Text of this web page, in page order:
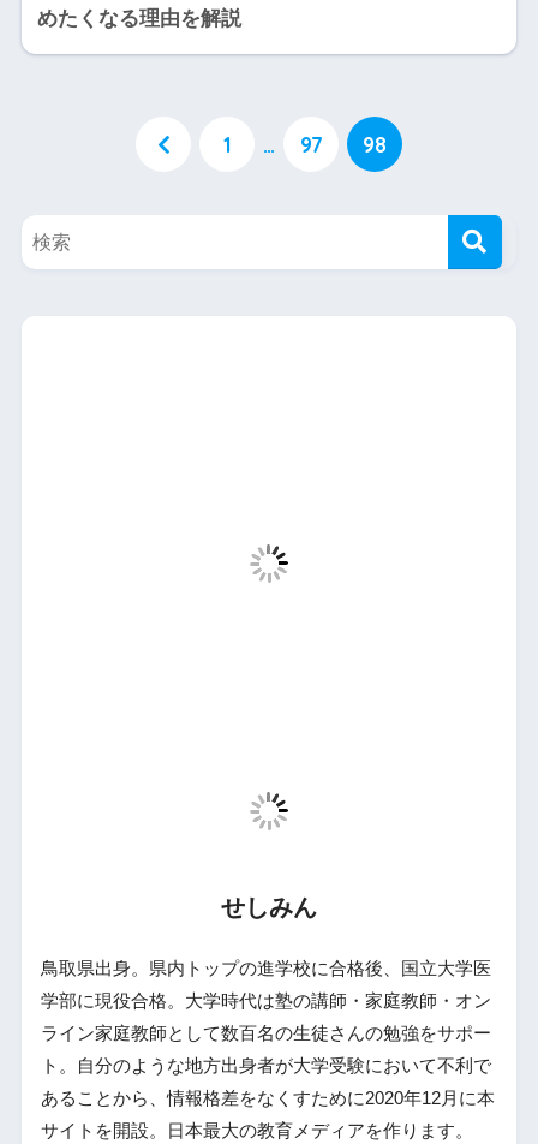
めたくなる理由を解説
1 … 97 98
せしみん
鳥取県出身。県内トップの進学校に合格後、国立大学医
学部に現役合格。大学時代は塾の講師・家庭教師・オン
ライン家庭教師として数百名の生徒さんの勉強をサポー
ト。自分のような地方出身者が大学受験において不利で
あることから、情報格差をなくすために2020年12月に本
サイトを開設。日本最大の教育メディアを作ります。